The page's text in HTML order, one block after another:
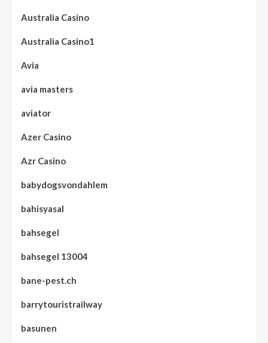
Australia Casino
Australia Casino1
Avia
avia masters
aviator
Azer Casino
Azr Casino
babydogsvondahlem
bahisyasal
bahsegel
bahsegel 13004
bane-pest.ch
barrytouristrailway
basunen